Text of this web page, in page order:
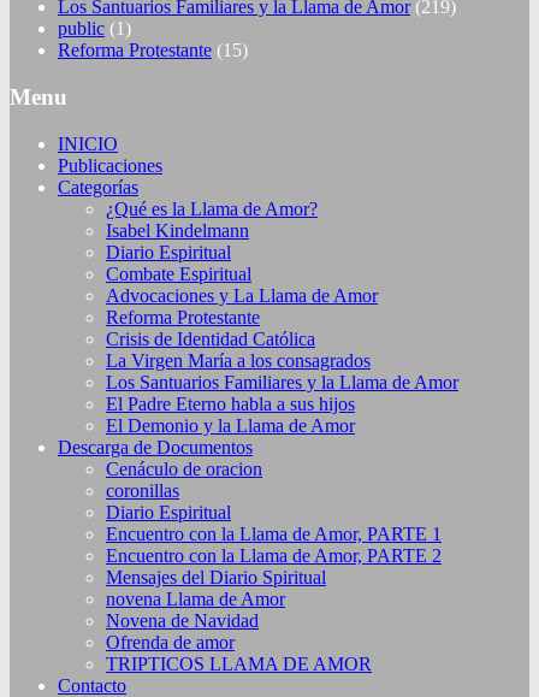
Los Santuarios Familiares y la Llama de Amor(219)
public (1)
Reforma Protestante (15)
Menu
INICIO
Publicaciones
Categorías
¿Qué es la Llama de Amor?
Isabel Kindelmann
Diario Espiritual
Combate Espiritual
Advocaciones y La Llama de Amor
Reforma Protestante
Crisis de Identidad Católica
La Virgen María a los consagrados
Los Santuarios Familiares y la Llama de Amor
El Padre Eterno habla a sus hijos
El Demonio y la Llama de Amor
Descarga de Documentos
Cenáculo de oracion
coronillas
Diario Espiritual
Encuentro con la Llama de Amor, PARTE 1
Encuentro con la Llama de Amor, PARTE 2
Mensajes del Diario Spiritual
novena Llama de Amor
Novena de Navidad
Ofrenda de amor
TRIPTICOS LLAMA DE AMOR
Contacto